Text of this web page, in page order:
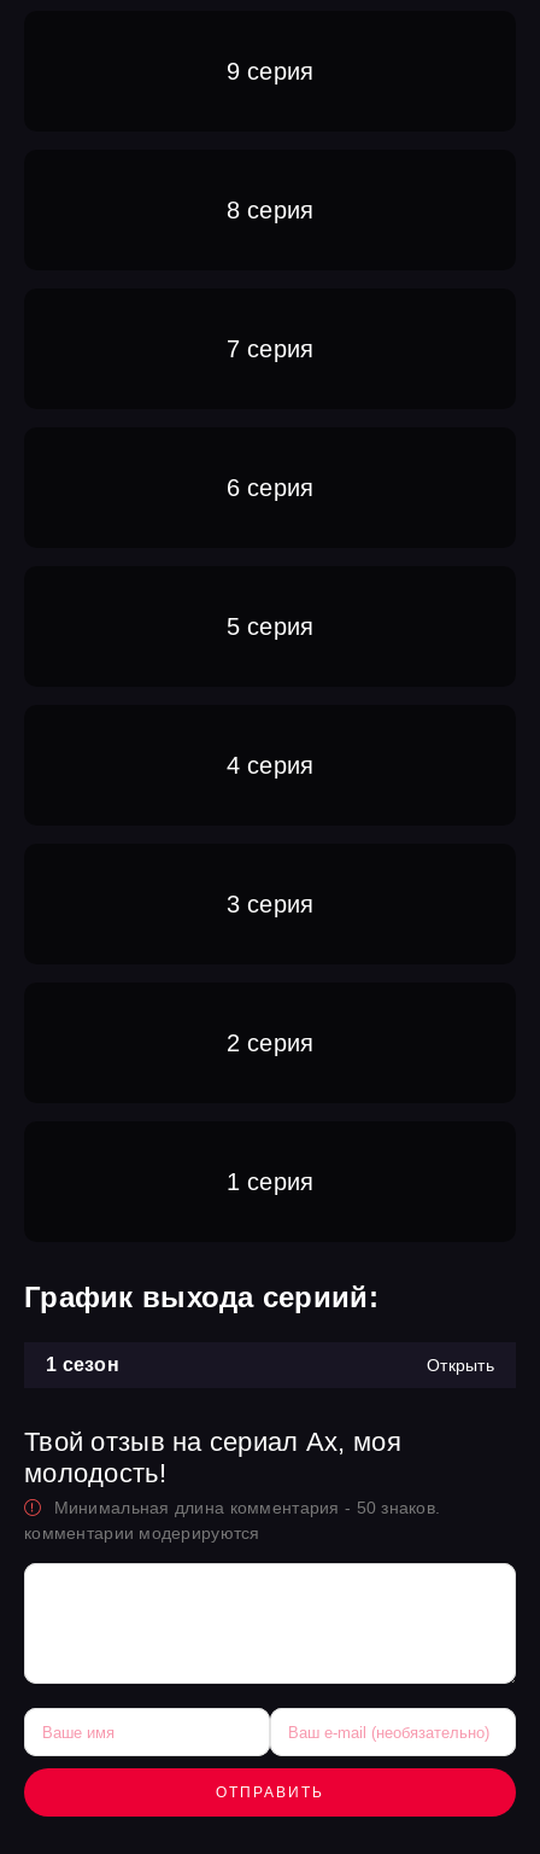
9 серия
8 серия
7 серия
6 серия
5 серия
4 серия
3 серия
2 серия
1 серия
График выхода сериий:
1 сезон Открыть
Твой отзыв на сериал Ах, моя
молодость!
Минимальная длина комментария - 50 знаков.
комментарии модерируются
ОТПРАВИТЬ